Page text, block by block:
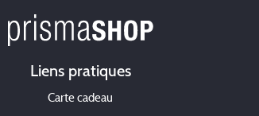
Liens pratiques
Carte cadeau